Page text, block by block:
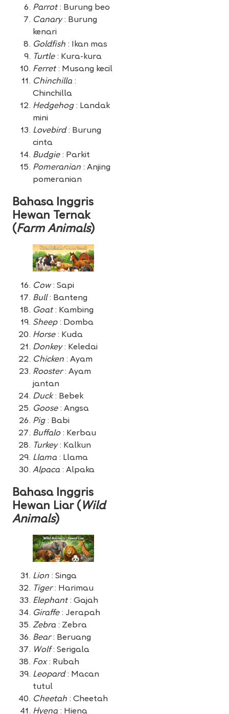
Parrot: Burung beo
Canary: Burung
kenari
Goldfish : Ikan mas
Turtle: Kura-kura
Ferret: Musang kecil
Chinchilla:
Chinchilla
Hedgehog: Landak
mini
Lovebird: Burung
cinta
Budgie: Parkit
Pomeranian : Anjing
pomeranian
Bahasa Inggris
Hewan Ternak
(Farm Animals)
Cow: Sapi
Bull: Banteng
Goat: Kambing
Sheep: Domba
Horse: Kuda
Donkey: Keledai
Chicken : Ayam
Rooster: Ayam
jantan
Duck: Bebek
Goose: Angsa
Pig: Babi
Buffalo: Kerbau
Turkey: Kalkun
Llama: Llama
Alpaca: Alpaka
Bahasa Inggris
Hewan Liar (Wild
Animals)
Lion : Singa
Tiger: Harimau
Elephant: Gajah
Giraffe: Jerapah
Zebra: Zebra
Bear: Beruang
Wolf: Serigala
Fox: Rubah
Leopard: Macan
tutul
Cheetah : Cheetah
Hyena: Hiena